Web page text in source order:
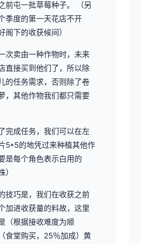
前屯一批草莓种子。 （另
季度的第一天花店不开
阁下的收获候间）
次卖由一种作物时，未来
直接买到他们了，所以除
的任务需求，否则除了卷
，其他作物我们都只需要
完成任务，我们可以在左
5*5的地凭过来种植其他作
是每个角色表示白用的
技巧是，我们在收获之前
加进收获量的料故，这里
（根据接收难度为顺
食堂购买，25％加成）黄